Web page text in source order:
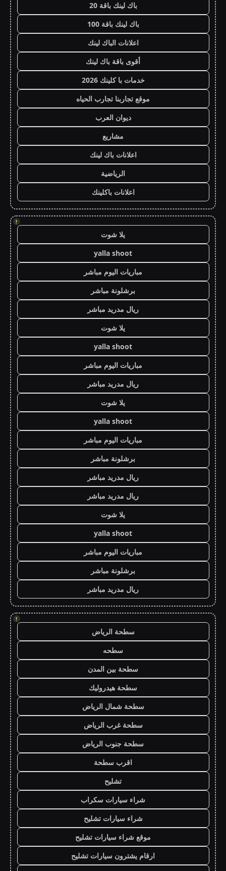
باك لينك باقة 20
باك لينك باقة 100
اعلانات الباك لينك
أقوى باقة باك لينك
خدمات با كلينك 2026
موقع تجاربنا تجارب الحياه
ديوان العرب
مشاريع
اعلانات باك لينك
الرياضية
اعلانات باكلينك
!
يلا شوت
yalla shoot
مباريات اليوم مباشر
برشلونة مباشر
ريال مدريد مباشر
يلا شوت
yalla shoot
مباريات اليوم مباشر
ريال مدريد مباشر
يلا شوت
yalla shoot
مباريات اليوم مباشر
برشلونة مباشر
ريال مدريد مباشر
ريال مدريد مباشر
يلا شوت
yalla shoot
مباريات اليوم مباشر
برشلونة مباشر
ريال مدريد مباشر
!
سطحة الرياض
سطحه
سطحة بين المدن
سطحة هيدروليك
سطحة شمال الرياض
سطحة غرب الرياض
سطحة جنوب الرياض
اقرب سطحة
تشليح
شراء سيارات سكراب
شراء سيارات تشليح
موقع شراء سيارات تشليح
ارقام يشترون سيارات تشليح